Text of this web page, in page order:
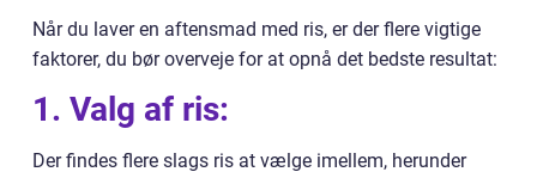
Når du laver en aftensmad med ris, er der flere vigtige
faktorer, du bør overveje for at opnå det bedste resultat:
1. Valg af ris:
Der findes flere slags ris at vælge imellem, herunder